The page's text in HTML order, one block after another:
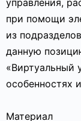
управления,
при помощи
из
данную
«Виртуальный
особенностях
Материал